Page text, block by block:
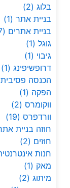
בלוג(2)
בניית אתר(1)
בניית אתרים (7)
גוגל(1)
גיבוי (1)
דרופשיפינג(1)
הכנסה פסיבית
הפקה (1)
ווקומרס(2)
וורדפרס(19)
חוזה בניית
חוזים (2)
חנות
מאק (1)
מיתוג(2)